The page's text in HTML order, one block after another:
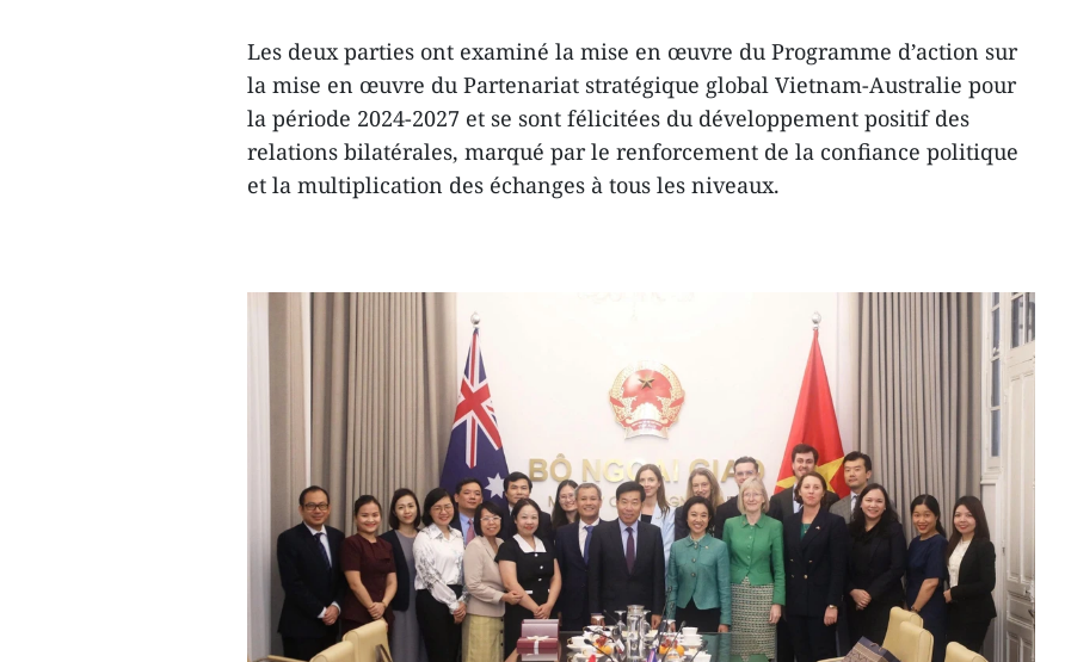
Les deux parties ont examiné la mise en œuvre du Programme d’action sur
la mise en œuvre du Partenariat stratégique global Vietnam-Australie pour
la période 2024-2027 et se sont félicitées du développement positif des
relations bilatérales, marqué par le renforcement de la confiance politique
et la multiplication des échanges à tous les niveaux.